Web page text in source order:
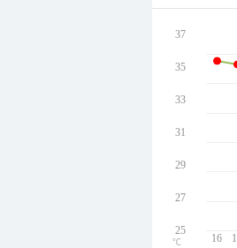
16
37
35
33
31
29
27
25
℃